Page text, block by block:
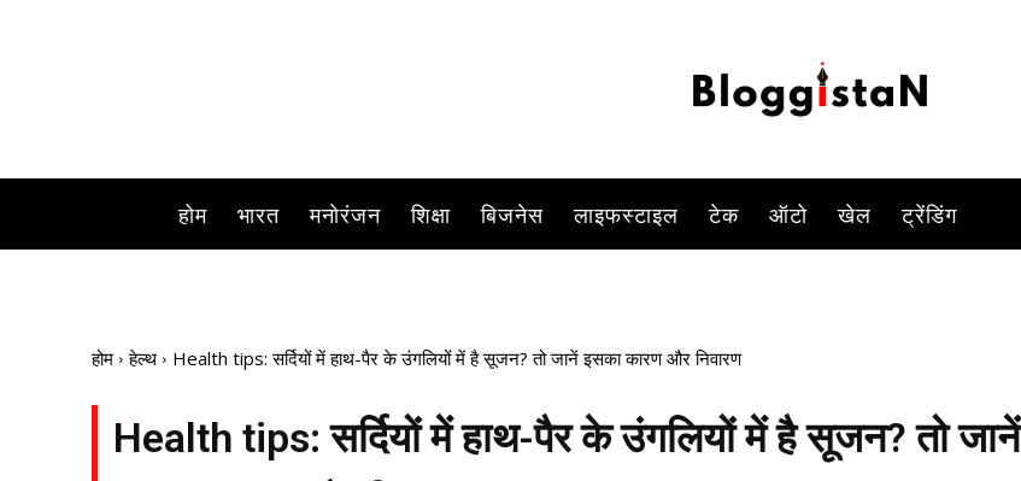
होम भारत मनोरंजन शिक्षा बिजनेस लाइफस्टाइल टेक ऑटो खेल ट्रेंडिंग
होम हेल्थ Health tips: सर्दियों में हाथ-पैर के उंगलियों में है सूजन? तो जानें इसका कारण और निवारण
Health tips: सर्दियों में हाथ-पैर के उंगलियों में है सूजन? तो जानें